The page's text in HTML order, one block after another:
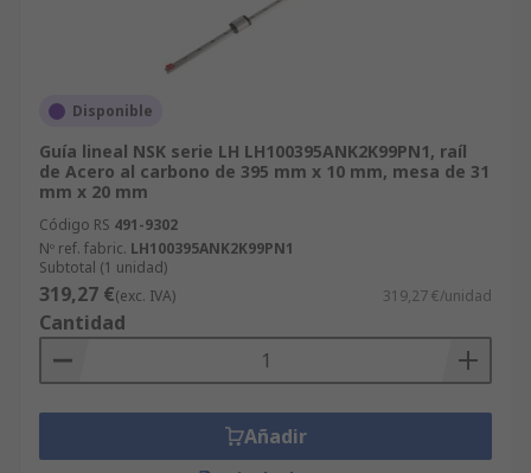
Disponible
Guía lineal NSK serie LH LH100395ANK2K99PN1, raíl
de Acero al carbono de 395 mm x 10 mm, mesa de 31
mm x 20 mm
Código RS 491-9302
Nº ref. fabric. LH100395ANK2K99PN1
Subtotal (1 unidad)
319,27 €(exc. IVA) 319,27 €/unidad
Cantidad
Añadir